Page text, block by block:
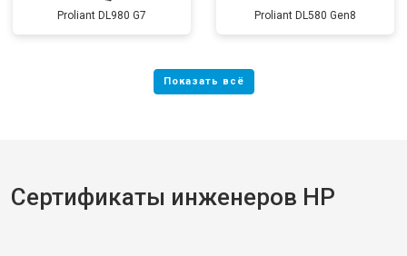
Proliant DL980 G7 Proliant DL580 Gen8
Сертификаты инженеров HP